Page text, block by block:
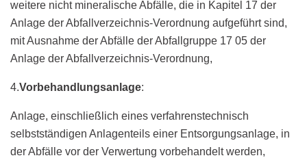
weitere nicht mineralische Abfälle, die in Kapitel 17 der
Anlage der Abfallverzeichnis-Verordnung aufgeführt sind,
mit Ausnahme der Abfälle der Abfallgruppe 17 05 der
Anlage der Abfallverzeichnis-Verordnung,
4.Vorbehandlungsanlage:
Anlage, einschließlich eines verfahrenstechnisch
selbstständigen Anlagenteils einer Entsorgungsanlage, in
der Abfälle vor der Verwertung vorbehandelt werden,